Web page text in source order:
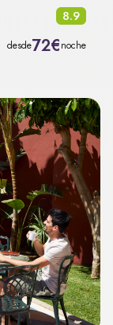
8.9
desde72€noche